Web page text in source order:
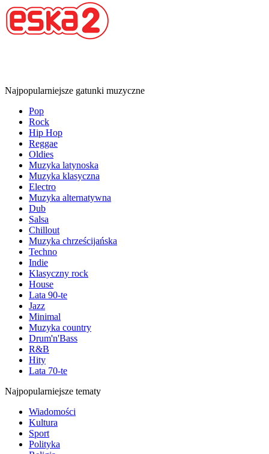
Najpopularniejsze gatunki muzyczne
Pop
Rock
Hip Hop
Reggae
Oldies
Muzyka latynoska
Muzyka klasyczna
Electro
Muzyka alternatywna
Dub
Salsa
Chillout
Muzyka chrześcijańska
Techno
Indie
Klasyczny rock
House
Lata 90-te
Jazz
Minimal
Muzyka country
Drum'n'Bass
R&B
Hity
Lata 70-te
Najpopularniejsze tematy
Wiadomości
Kultura
Sport
Polityka